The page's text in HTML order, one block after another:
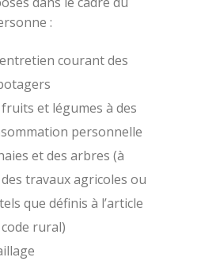
:
courant des
fruits et légumes à des
personnelle
et des arbres (à
des travaux agricoles ou
que définis à l’article
rural)